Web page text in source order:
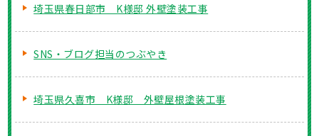
埼玉県春日部市 K様邸 外壁塗装工事
SNS・ブログ担当のつぶやき
埼玉県久喜市 K様邸 外壁屋根塗装工事